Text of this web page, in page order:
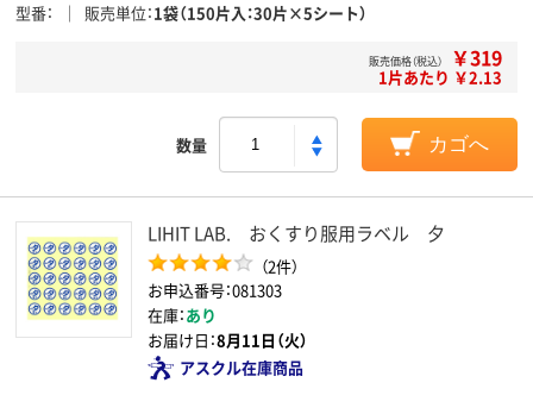
型番 販売単位 1袋（150片入：30片×5シート）
販売価格（税込） ￥319
1片あたり ￥2.13
数量 カゴへ
LIHIT LAB. おくすり服用ラベル 夕
（2件）
お申込番号：081303
在庫：あり
お届け日：8月11日（火）
アスクル在庫商品